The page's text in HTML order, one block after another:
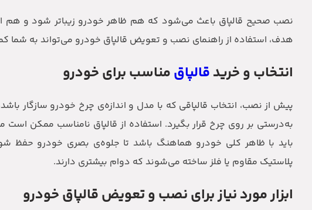
نصب صحیح قالپاق باعث می‌شود که هم ظاهر خودرو زیباتر شود و هم از
هدف، استفاده از راهنمای نصب و تعویض قالپاق خودرو می‌تواند به شما
انتخاب و خریدقالپاقمناسب برای خودرو
پیش از نصب، انتخاب قالپاقی که با مدل و اندازه‌ی چرخ خودرو سازگار
به‌درستی بر روی چرخ قرار بگیرد. استفاده از قالپاق نامناسب ممکن
باید با ظاهر کلی خودرو هماهنگ باشد تا جلوه‌ی بصری خودرو حفظ
پلاستیک مقاوم یا فلز ساخته می‌شوند که دوام بیشتری دارند.
ابزار مورد نیاز برای نصب و تعویض قالپاق خودرو